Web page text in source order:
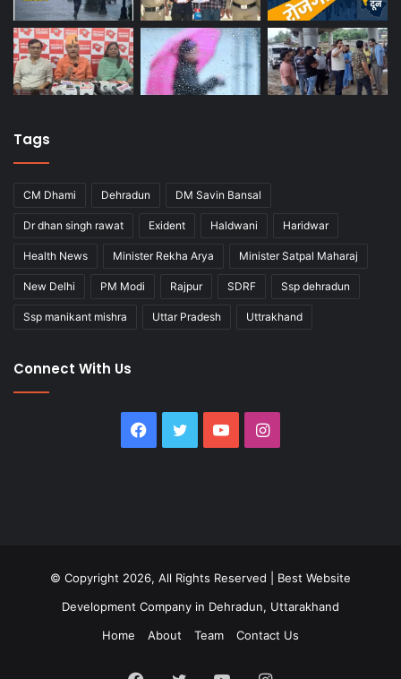
Tags
CM Dhami Dehradun DM Savin Bansal
Dr dhan singh rawat Exident Haldwani Haridwar
Health News Minister Rekha Arya Minister Satpal Maharaj
New Delhi PM Modi Rajpur SDRF Ssp dehradun
Ssp manikant mishra Uttar Pradesh Uttrakhand
Connect With Us
Facebook
Twitter YouTubeInstagram
© Copyright 2026, All Rights Reserved | Best Website
Development Company in Dehradun, Uttarakhand
Home
About Team Contact Us